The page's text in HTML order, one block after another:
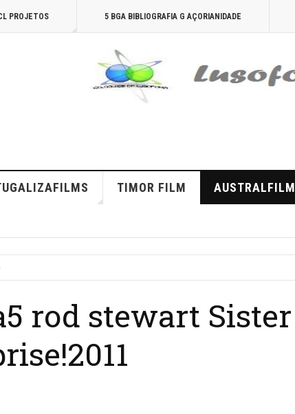
PROJETOS 5 BGA BIBLIOGRAFIA G AÇORIANIDADE
TIMOR FILM AUSTRALFILM
rod stewart Sister